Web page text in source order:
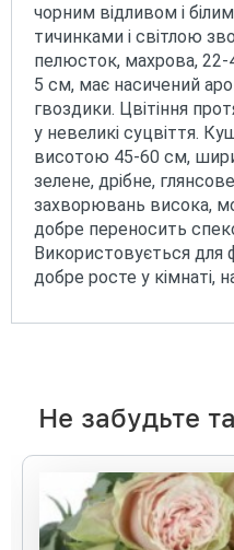
чорним відливом і
тичинками і світлою
пелюсток, махрова,
5 см, має насичений
гвоздики. Цвітіння
у невеликі суцвіття.
висотою 45-60 см,
зелене, дрібне,
захворювань висока,
добре переносить
Використовується для
добре росте у кімнаті,
Не забудьте